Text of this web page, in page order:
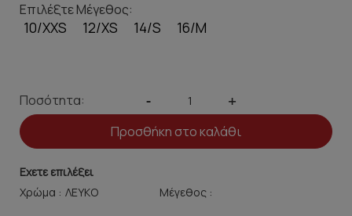
Επιλέξτε Μέγεθος:
10/XXS 12/XS 14/S 16/M
Ποσότητα: - +
Προσθήκη στο καλάθι
Εχετε επιλέξει
Χρώμα :
Μέγεθος :